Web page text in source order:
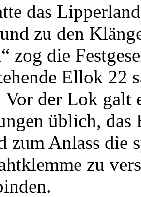
das
zu den
zog die
Ellok 22
Vor der Lok galt
üblich, das
zum Anlass die
zu